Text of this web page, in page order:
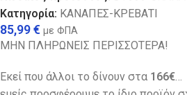
Κατηγορία: ΚΑΝΑΠΕΣ-ΚΡΕΒΑΤΙ
85,99€ με ΦΠΑ
ΜΗΝ ΠΛΗΡΩΝΕΙΣ ΠΕΡΙΣΣΟΤΕΡΑ!
Εκεί που άλλοι το δίνουν στα 166€